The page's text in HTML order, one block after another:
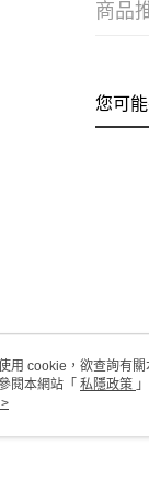
商品
您可
用 cookie，欲查詢有
閱本網站「 私隱政策